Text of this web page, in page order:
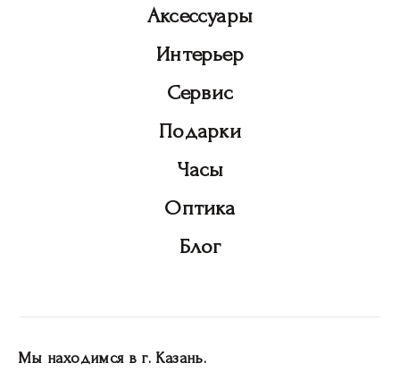
Аксессуары
Интерьер
Сервис
Подарки
Часы
Оптика
Блог
Мы находимся в г. Казань.